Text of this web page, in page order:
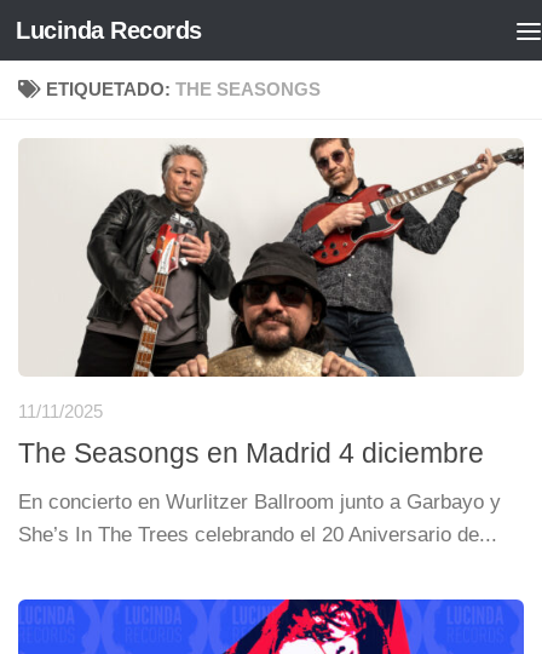
Saltar al contenido
Lucinda Records
ETIQUETADO: THE SEASONGS
11/11/2025
The Seasongs en Madrid 4 diciembre
En concierto en Wurlitzer Ballroom junto a Garbayo y
She’s In The Trees celebrando el 20 Aniversario de...